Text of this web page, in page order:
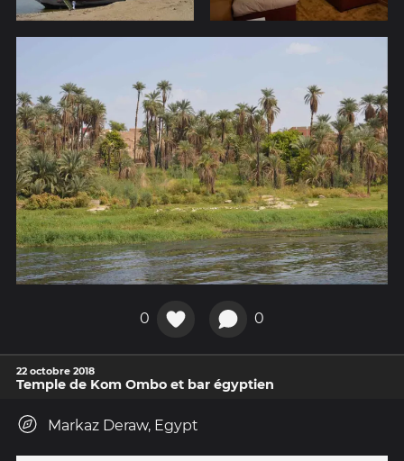
0 0
22 octobre 2018
Temple de Kom Ombo et bar égyptien
Markaz Deraw, Egypt